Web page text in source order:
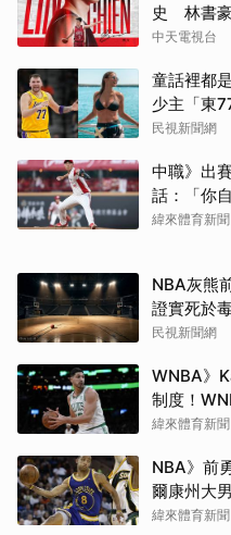
史 林書
中天電視台
童話裡都
少主「東
民視新聞網
中職》出
話：「你
緯來體育新聞
NBA灰熊
證實死於
民視新聞網
WNBA》
制度！
為政治棋子
緯來體育新聞
NBA》前
爾康州大
緯來體育新聞